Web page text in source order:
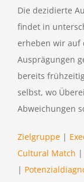
Die dezidierte
findet in
erheben wir auf
Ausprägungen
bereits
selbst, wo
Abweichungen
Zielgruppe |
Cultural Match |
|